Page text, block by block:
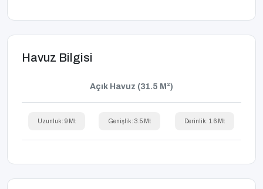
Havuz Bilgisi
Açık Havuz (31.5 M²)
Uzunluk: 9 Mt Genişlik: 3.5 Mt Derinlik: 1.6 Mt